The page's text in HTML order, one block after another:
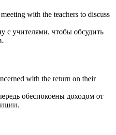
with the teachers to discuss
с учителями, чтобы обсудить
with the return on their
обеспокоены доходом от